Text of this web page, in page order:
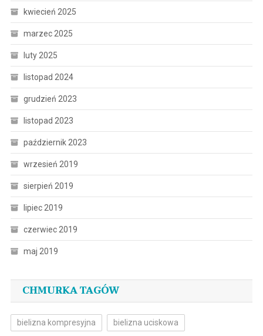
kwiecień 2025
marzec 2025
luty 2025
listopad 2024
grudzień 2023
listopad 2023
październik 2023
wrzesień 2019
sierpień 2019
lipiec 2019
czerwiec 2019
maj 2019
CHMURKA TAGÓW
bielizna kompresyjna bielizna uciskowa